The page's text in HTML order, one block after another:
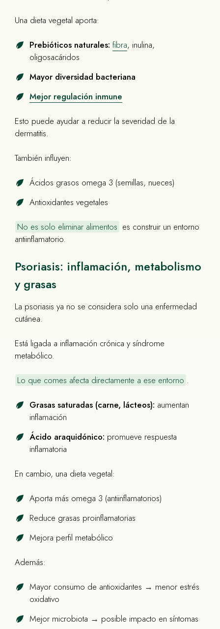
Una dieta vegetal aporta:
Prebióticos naturales: fibra, inulina,
oligosacáridos
Mayor diversidad bacteriana
Mejor regulación inmune
Esto puede ayudar a reducir la severidad de la
dermatitis.
También influyen:
Ácidos grasos omega 3 (semillas, nueces)
Antioxidantes vegetales
No es solo eliminar alimentos es construir un entorno
antiinflamatorio.
Psoriasis: inflamación, metabolismo
y grasas
La psoriasis ya no se considera solo una enfermedad
cutánea.
Está ligada a inflamación crónica y síndrome
metabólico.
Lo que comes afecta directamente a ese entorno .
Grasas saturadas (carne, lácteos): aumentan
inflamación
Ácido araquidónico: promueve respuesta
inflamatoria
En cambio, una dieta vegetal:
Aporta más omega 3 (antiinflamatorios)
Reduce grasas proinflamatorias
Mejora perfil metabólico
Además:
Mayor consumo de antioxidantes → menor estrés
oxidativo
Mejor microbiota → posible impacto en síntomas